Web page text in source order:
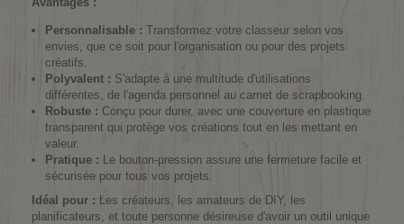
Personnalisable : Transformez votre classeur selon vos
envies, que ce soit pour l'organisation ou pour des projets
créatifs.
Polyvalent : S'adapte à une multitude d'utilisations
différentes, de l'agenda personnel au carnet de scrapbooking.
Robuste : Conçu pour durer, avec une couverture en plastique
transparent qui protège vos créations tout en les mettant en
valeur.
Pratique : Le bouton-pression assure une fermeture facile et
sécurisée pour tous vos projets.
Idéal pour : Les créateurs, les amateurs de DIY, les
planificateurs, et toute personne désireuse d'avoir un outil unique